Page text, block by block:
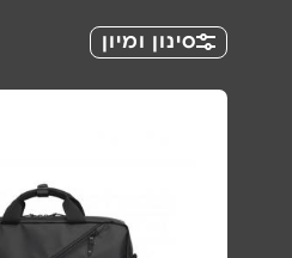
סינון ומיון